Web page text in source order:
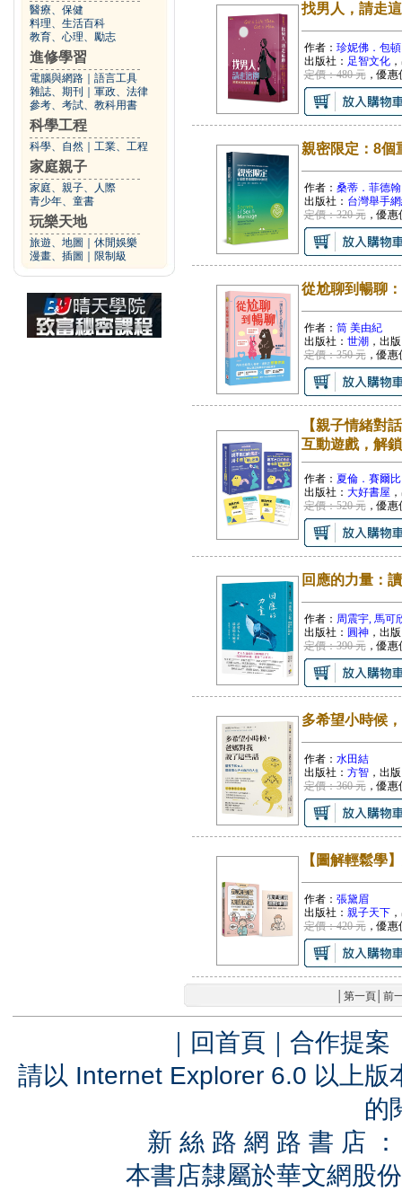
醫療、保健
料理、生活百科
教育、心理、勵志
進修學習
電腦與網路
語言工具
雜誌、期刊
軍政、法律
參考、考試、教科用書
科學工程
科學、自然 工業、工程
家庭親子
家庭、親子、人際
青少年、童書
玩樂天地
旅遊、地圖
休閒娛樂
漫畫、插圖
限制級
找男人，請走
作者： 珍妮佛．包頓
出版社： 足智文化
定價：480 元，優惠
親密限定：8個
作者： 桑蒂．菲德
出版社： 台灣舉手
定價：320 元，優惠
從尬聊到暢聊
作者： 筒 美由紀
出版社： 世潮 ，出
定價：350 元，優惠
【親子情緒對
互動遊戲，解
作者： 夏倫．賽爾比
出版社： 大好書屋
定價：520 元，優惠
回應的力量：
作者： 周震宇, 馬可
出版社： 圓神，出
定價：390 元，優惠
多希望小時候
作者： 水田結
出版社： 方智，出
定價：360 元，優惠
【圖解輕鬆學
作者： 張黛眉
出版社： 親子天下
定價：420 元，優惠
第一頁│ 前
｜ 回首頁 ｜ 合作提案
請以 Internet Explorer 6.0 以上
的
新 絲 路 網 路 書 店
本書店隸屬於華文網股